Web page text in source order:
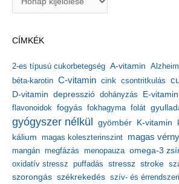
í
u
m
CÍMKÉK
2-es típusú cukorbetegség A-vitamin
béta-karotin C-vitamin cink csontritkulás
D-vitamin depresszió dohányzás E-vitamin
flavonoidok fogyás fokhagyma folát
gyógyszer nélkül gyömbér K-vitamin
kálium magas koleszterinszint magas
mangán megfázás menopauza omega-3
oxidatív stressz puffadás stressz stroke
szorongás székrekedés szív- és